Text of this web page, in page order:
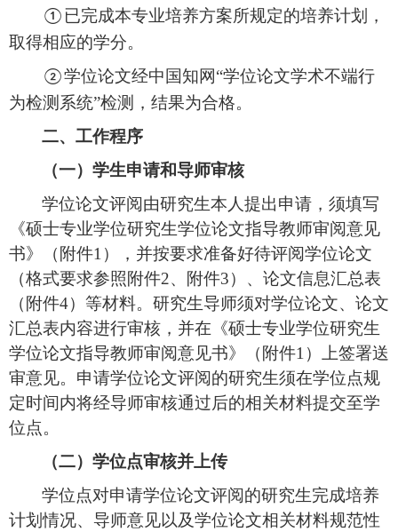
① 已完成本专业培养方案所规定的培养计划，
取得相应的学分。
②学位论文经中国知网“学位论文学术不端行
为检测系统”检测，结果为合格。
二、工作程序
（一） 学生申请和导师审核
学位论文评阅由研究生本人提出申请 ， 须填写
《硕士专业学位研究生学位论文指导教师审阅意见
书》（附件1），并按要求准备好待评阅学位论文
（格式要求参照附件2、附件3）、 论文信息汇总表
（附件4）等材料。 研究生导师须对学位论文、 论文
汇总表内容进行审核 ， 并在《硕士专业学位研究生
学位论文指导教师审阅意见书》（附件1）上签署送
审意见。申请学位论文评阅的研究生须在学位点规
定时间内将经导师审核通过后的相关材料提交至学
位点。
（二） 学位点审核并上传
学位点对申请学位论文评阅的研究生完成培养
计划情况、导师意见以及学位论文相关材料规范性